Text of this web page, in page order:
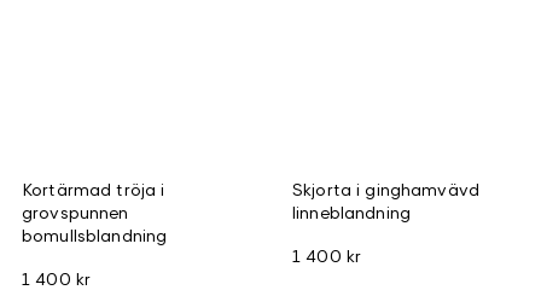
Kortärmad tröja i
grovspunnen
bomullsblandning
1 400 kr
Skjorta i ginghamvävd
linneblandning
1 400 kr